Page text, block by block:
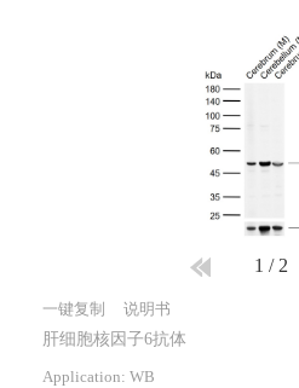
1 /2
一键复制 说明书
肝细胞核因子6抗体
Application: WB